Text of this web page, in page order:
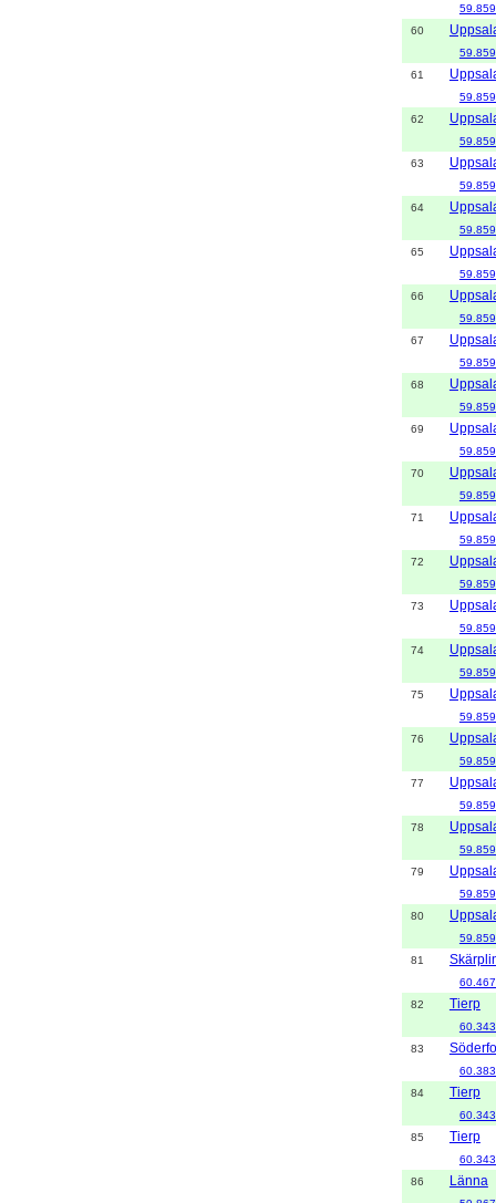
60
61
62
63
64
65
66
67
68
69
70
71
72
73
74
75
76
77
78
79
80
81
82
Tierp
83
84
Tierp
85
Tierp
86
Länna